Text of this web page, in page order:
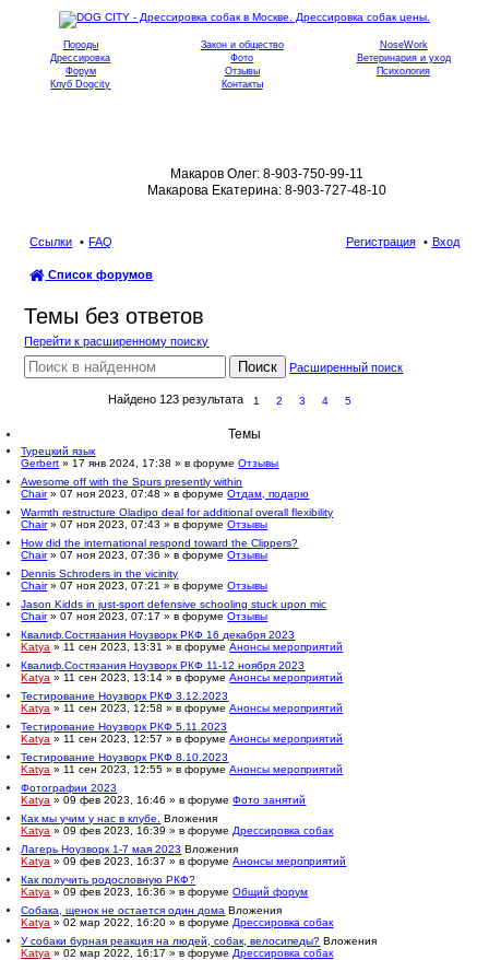
Породы Закон и общество
NoseWork
Дрессировка
Фото
Ветеринария и уход
Форум
Отзывы
Психология
Клуб Dogcity
Контакты
Макаров Олег: 8-903-750-99-11
Макарова Екатерина: 8-903-727-48-10
Ссылки FAQ Вход
Регистрация
Список форумов
Темы без ответов
Перейти к расширенному поиску
Поиск Расширенный поиск
Найдено 123 результата 1 2 3 4 5
Темы
Турецкий язык
Gerbert » 17 янв 2024, 17:38 » в форумеОтзывы
Awesome off with the Spurs presently within
Chair» 07 ноя 2023, 07:48 » в форумеОтдам, подарю
Warmth restructure Oladipo deal for additional overall flexibility
Chair» 07 ноя 2023, 07:43 » в форумеОтзывы
How did the international respond toward the Clippers?
Chair» 07 ноя 2023, 07:36 » в форумеОтзывы
Dennis Schroders in the vicinity
Chair» 07 ноя 2023, 07:21 » в форумеОтзывы
Jason Kidds in just-sport defensive schooling stuck upon mic
Chair» 07 ноя 2023, 07:17 » в форумеОтзывы
Квалиф.Состязания Ноузворк РКФ 16 декабря 2023
Katya » 11 сен 2023, 13:31 » в форумеАнонсы мероприятий
Квалиф.Состязания Ноузворк РКФ 11-12 ноября 2023
Katya » 11 сен 2023, 13:14 » в форумеАнонсы мероприятий
Тестирование Ноузворк РКФ 3.12.2023
Katya » 11 сен 2023, 12:58 » в форумеАнонсы мероприятий
Тестирование Ноузворк РКФ 5.11.2023
Katya » 11 сен 2023, 12:57 » в форумеАнонсы мероприятий
Тестирование Ноузворк РКФ 8.10.2023
Katya » 11 сен 2023, 12:55 » в форумеАнонсы мероприятий
Фотографии 2023
Katya » 09 фев 2023, 16:46 » в форумеФото занятий
Как мы учим у нас в клубе.
Вложения
Katya » 09 фев 2023, 16:39 » в форуме Дрессировка собак
Лагерь Ноузворк 1-7 мая 2023 Вложения
Katya » 09 фев 2023, 16:37 » в форумеАнонсы мероприятий
Как получить родословную РКФ?
Katya » 09 фев 2023, 16:36 » в форумеОбщий форум
Собака, щенок не остается один дома Вложения
Katya » 02 мар 2022, 16:20 » в форуме Дрессировка собак
У собаки бурная реакция на людей, собак, велосипеды? Вложения
Katya » 02 мар 2022, 16:17 » в форуме Дрессировка собак